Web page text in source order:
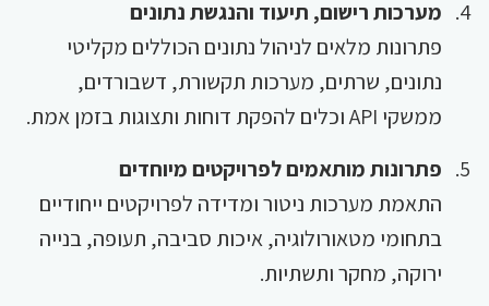
מערכות רישום, תיעוד והנגשת נתונים
פתרונות מלאים לניהול נתונים הכוללים מקליטי
נתונים, שרתים, מערכות תקשורת, דשבורדים,
ממשקי API וכלים להפקת דוחות ותצוגות בזמן אמת.
פתרונות מותאמים לפרויקטים מיוחדים
התאמת מערכות ניטור ומדידה לפרויקטים ייחודיים
בתחומי מטאורולוגיה, איכות סביבה, תעופה, בנייה
ירוקה, מחקר ותשתיות.